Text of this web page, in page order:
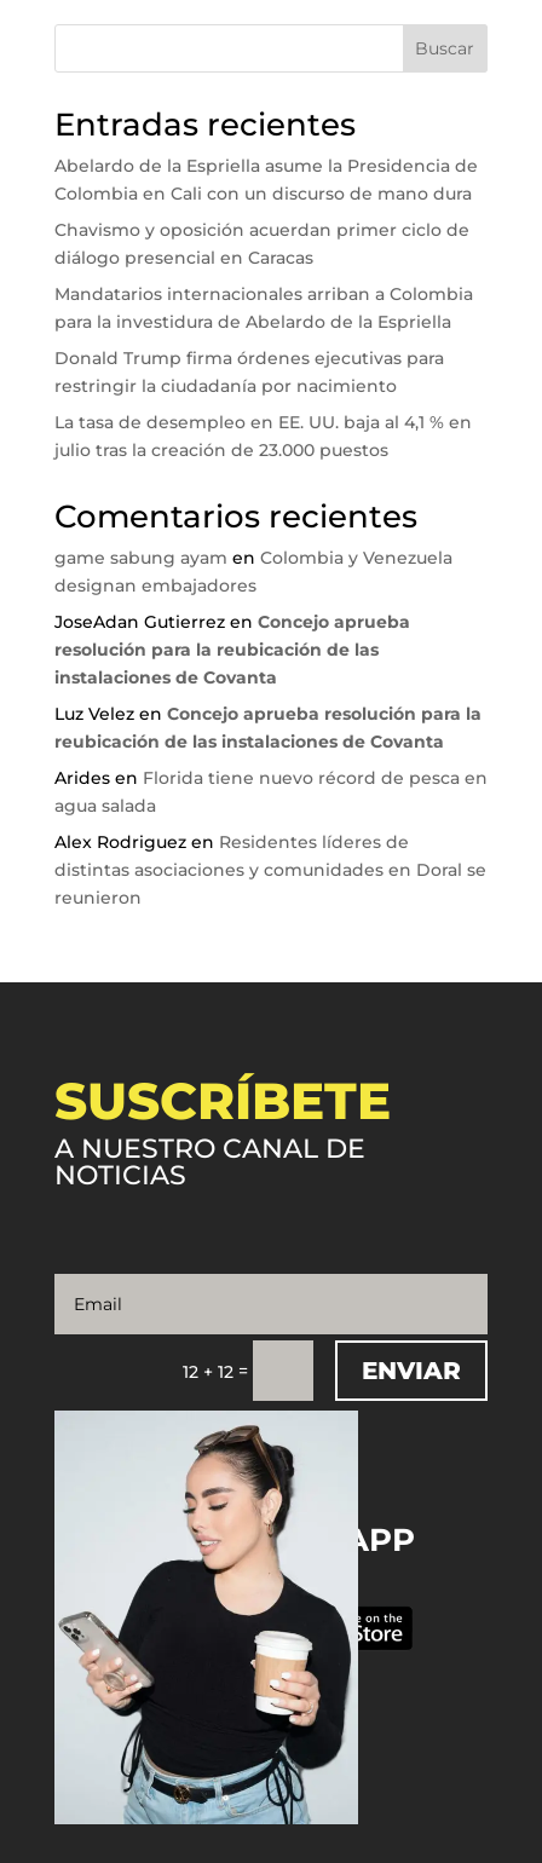
Buscar
Entradas recientes
Abelardo de la Espriella asume la Presidencia de
Colombia en Cali con un discurso de mano dura
Chavismo y oposición acuerdan primer ciclo de
diálogo presencial en Caracas
Mandatarios internacionales arriban a Colombia
para la investidura de Abelardo de la Espriella
Donald Trump firma órdenes ejecutivas para
restringir la ciudadanía por nacimiento
La tasa de desempleo en EE. UU. baja al 4,1 % en
julio tras la creación de 23.000 puestos
Comentarios recientes
game sabung ayam en Colombia y Venezuela
designan embajadores
JoseAdan Gutierrezen Concejo aprueba
resolución para la reubicación de las
instalaciones de Covanta
Luz Velezen Concejo aprueba resolución para la
reubicación de las instalaciones de Covanta
Aridesen Florida tiene nuevo récord de pesca en
agua salada
Alex Rodriguezen Residentes líderes de
distintas asociaciones y comunidades en Doral se
reunieron
SUSCRÍBETE
A NUESTRO CANAL DE
NOTICIAS
12 + 12 = ENVIAR
DOWNLOAD THE APP